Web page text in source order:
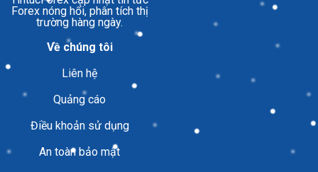
Forex nóng hổi, phân tích thị
trường hàng ngày.
Về chúng tôi
Liên hệ
Quảng cáo
Điều khoản sử dụng
An toàn bảo mật